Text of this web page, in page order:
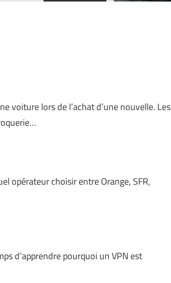
voiture lors de l’achat d’une nouvelle. Les
opérateur choisir entre Orange, SFR,
d’apprendre pourquoi un VPN est